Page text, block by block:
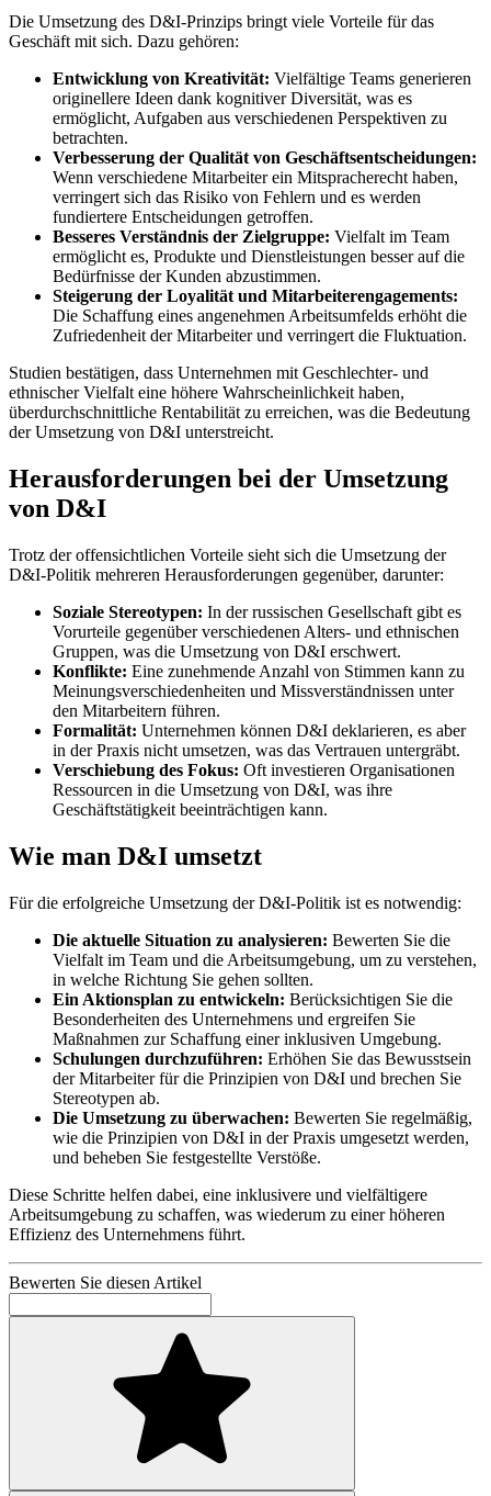
Die Umsetzung des D&I-Prinzips bringt viele Vorteile für das
Geschäft mit sich. Dazu gehören:
Entwicklung von Kreativität: Vielfältige Teams generieren
originellere Ideen dank kognitiver Diversität, was es
ermöglicht, Aufgaben aus verschiedenen Perspektiven zu
betrachten.
Verbesserung der Qualität von Geschäftsentscheidungen:
Wenn verschiedene Mitarbeiter ein Mitspracherecht haben,
verringert sich das Risiko von Fehlern und es werden
fundiertere Entscheidungen getroffen.
Besseres Verständnis der Zielgruppe: Vielfalt im Team
ermöglicht es, Produkte und Dienstleistungen besser auf die
Bedürfnisse der Kunden abzustimmen.
Steigerung der Loyalität und Mitarbeiterengagements:
Die Schaffung eines angenehmen Arbeitsumfelds erhöht die
Zufriedenheit der Mitarbeiter und verringert die Fluktuation.
Studien bestätigen, dass Unternehmen mit Geschlechter- und
ethnischer Vielfalt eine höhere Wahrscheinlichkeit haben,
überdurchschnittliche Rentabilität zu erreichen, was die Bedeutung
der Umsetzung von D&I unterstreicht.
Herausforderungen bei der Umsetzung
von D&I
Trotz der offensichtlichen Vorteile sieht sich die Umsetzung der
D&I-Politik mehreren Herausforderungen gegenüber, darunter:
Soziale Stereotypen: In der russischen Gesellschaft gibt es
Vorurteile gegenüber verschiedenen Alters- und ethnischen
Gruppen, was die Umsetzung von D&I erschwert.
Konflikte: Eine zunehmende Anzahl von Stimmen kann zu
Meinungsverschiedenheiten und Missverständnissen unter
den Mitarbeitern führen.
Formalität: Unternehmen können D&I deklarieren, es aber
in der Praxis nicht umsetzen, was das Vertrauen untergräbt.
Verschiebung des Fokus: Oft investieren Organisationen
Ressourcen in die Umsetzung von D&I, was ihre
Geschäftstätigkeit beeinträchtigen kann.
Wie man D&I umsetzt
Für die erfolgreiche Umsetzung der D&I-Politik ist es notwendig:
Die aktuelle Situation zu analysieren: Bewerten Sie die
Vielfalt im Team und die Arbeitsumgebung, um zu verstehen,
in welche Richtung Sie gehen sollten.
Ein Aktionsplan zu entwickeln: Berücksichtigen Sie die
Besonderheiten des Unternehmens und ergreifen Sie
Maßnahmen zur Schaffung einer inklusiven Umgebung.
Schulungen durchzuführen: Erhöhen Sie das Bewusstsein
der Mitarbeiter für die Prinzipien von D&I und brechen Sie
Stereotypen ab.
Die Umsetzung zu überwachen: Bewerten Sie regelmäßig,
wie die Prinzipien von D&I in der Praxis umgesetzt werden,
und beheben Sie festgestellte Verstöße.
Diese Schritte helfen dabei, eine inklusivere und vielfältigere
Arbeitsumgebung zu schaffen, was wiederum zu einer höheren
Effizienz des Unternehmens führt.
Bewerten Sie diesen Artikel